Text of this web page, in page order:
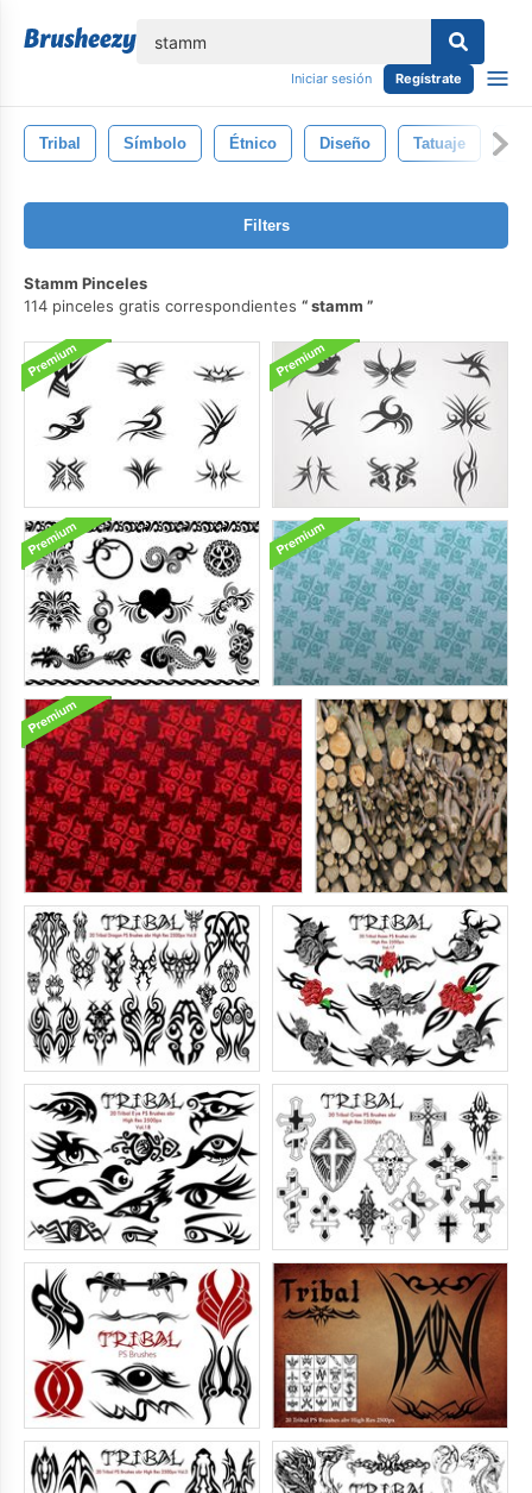
Iniciar sesión Regístrate
Tribal Símbolo Étnico Diseño Tatuaje
Filters
Stamm Pinceles
114 pinceles gratis correspondientes
stamm